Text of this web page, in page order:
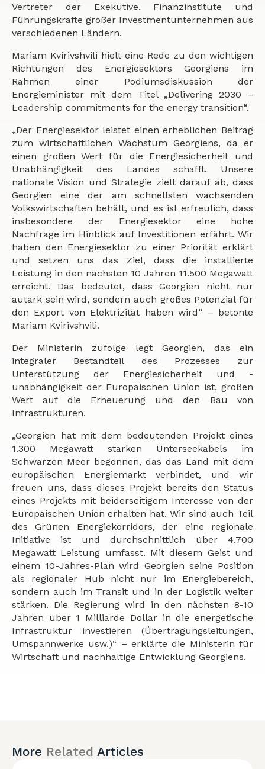
Vertreter der Exekutive, Finanzinstitute und
Führungskräfte großer Investmentunternehmen aus
verschiedenen Ländern.
Mariam Kvirivshvili hielt eine Rede zu den wichtigen
Richtungen des Energiesektors Georgiens im
Rahmen einer Podiumsdiskussion der
Energieminister mit dem Titel „Delivering 2030 –
Leadership commitments for the energy transition“.
„Der Energiesektor leistet einen erheblichen Beitrag
zum wirtschaftlichen Wachstum Georgiens, da er
einen großen Wert für die Energiesicherheit und
Unabhängigkeit des Landes schafft. Unsere
nationale Vision und Strategie zielt darauf ab, dass
Georgien eine der am schnellsten wachsenden
Volkswirtschaften behält, und es ist erfreulich, dass
insbesondere der Energiesektor eine hohe
Nachfrage im Hinblick auf Investitionen erfährt. Wir
haben den Energiesektor zu einer Priorität erklärt
und setzen uns das Ziel, dass die installierte
Leistung in den nächsten 10 Jahren 11.500 Megawatt
erreicht. Das bedeutet, dass Georgien nicht nur
autark sein wird, sondern auch großes Potenzial für
den Export von Elektrizität haben wird“ – betonte
Mariam Kvirivshvili.
Der Ministerin zufolge legt Georgien, das ein
integraler Bestandteil des Prozesses zur
Unterstützung der Energiesicherheit und -
unabhängigkeit der Europäischen Union ist, großen
Wert auf die Erneuerung und den Bau von
Infrastrukturen.
„Georgien hat mit dem bedeutenden Projekt eines
1.300 Megawatt starken Unterseekabels im
Schwarzen Meer begonnen, das das Land mit dem
europäischen Energiemarkt verbindet, und wir
freuen uns, dass dieses Projekt bereits den Status
eines Projekts mit beiderseitigem Interesse von der
Europäischen Union erhalten hat. Wir sind auch Teil
des Grünen Energiekorridors, der eine regionale
Initiative ist und durchschnittlich über 4.700
Megawatt Leistung umfasst. Mit diesem Geist und
einem 10-Jahres-Plan wird Georgien seine Position
als regionaler Hub nicht nur im Energiebereich,
sondern auch im Transit und in der Logistik weiter
stärken. Die Regierung wird in den nächsten 8-10
Jahren über 1 Milliarde Dollar in die energetische
Infrastruktur investieren (Übertragungsleitungen,
Umspannwerke usw.)“ – erklärte die Ministerin für
Wirtschaft und nachhaltige Entwicklung Georgiens.
More Related Articles